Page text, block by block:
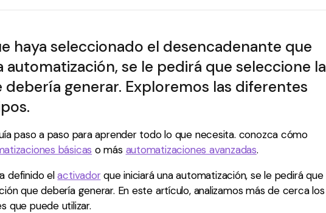
haya seleccionado el desencadenante que
automatización, se le pedirá que seleccione la
debería generar. Exploremos las diferentes
paso a paso para aprender todo lo que necesita. conozca cómo
básicas o más automatizaciones avanzadas.
definido elactivadorque iniciará una automatización, se le pedirá que
que debería generar. En este artículo, analizamos más de cerca los
que puede utilizar.